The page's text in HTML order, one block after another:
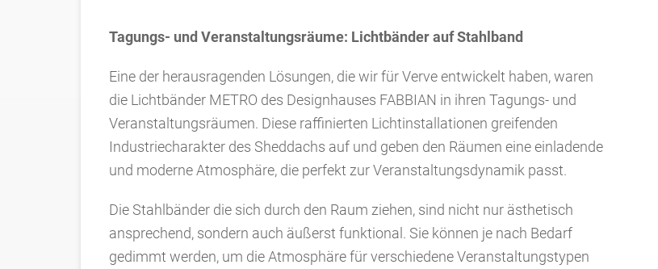
Tagungs- und Veranstaltungsräume: Lichtbänder auf Stahlband
Eine der herausragenden Lösungen, die wir für Verve entwickelt haben, waren
die Lichtbänder METRO des Designhauses FABBIAN in ihren Tagungs- und
Veranstaltungsräumen. Diese raffinierten Lichtinstallationen greifenden
Industriecharakter des Sheddachs auf und geben den Räumen eine einladende
und moderne Atmosphäre, die perfekt zur Veranstaltungsdynamik passt.
Die Stahlbänder die sich durch den Raum ziehen, sind nicht nur ästhetisch
ansprechend, sondern auch äußerst funktional. Sie können je nach Bedarf
gedimmt werden, um die Atmosphäre für verschiedene Veranstaltungstypen